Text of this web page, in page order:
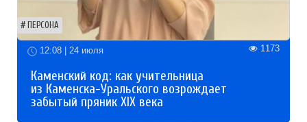
ПЕРСОНА
12:08 | 24 июля 1173
Каменский код: как учительница
из Каменска-Уральского возрождает
забытый пряник XIX века